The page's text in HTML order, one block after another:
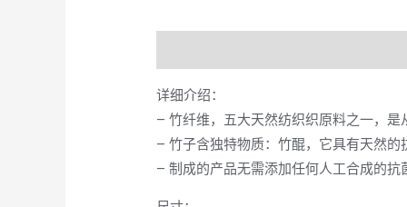
详细介绍：
– 竹纤维，五大天然纺织织原料之一，
– 竹子含独特物质：竹醌，它具有天然
– 制成的产品无需添加任何人工合成的